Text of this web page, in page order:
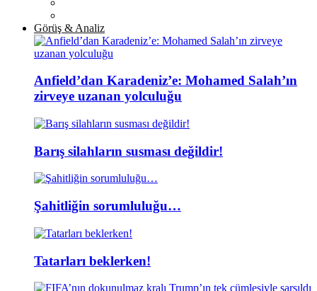
Görüş & Analiz
Anfield’dan Karadeniz’e: Mohamed Salah’ın
zirveye uzanan yolculuğu
Barış silahların susması değildir!
Şahitliğin sorumluluğu…
Tatarları beklerken!